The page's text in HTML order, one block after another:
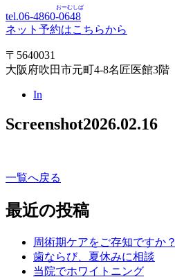
tel.06-4860-0648
おーむしば
ネット予約はこちらから
〒5640031
大阪府吹田市元町4-8名匠医館3階
In
Screenshot2026.02.16
一覧へ戻る
最近の投稿
周術期ケアをご存知ですか？
歯ならび、夏休みに相談
当院でホワイトニング